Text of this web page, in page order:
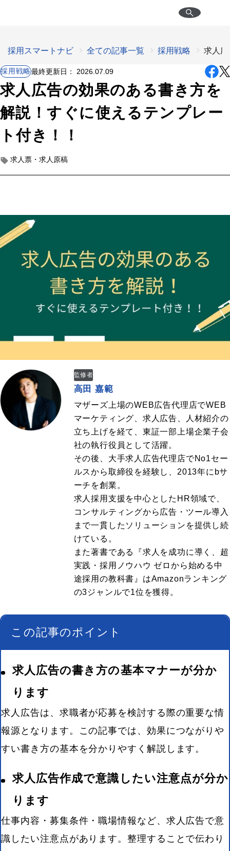
採用スマートナビ 全ての記事一覧 採用戦略 求人
採用戦略最終更新日： 2026.07.09
求人広告の効果のある書き方を
解説！すぐに使えるテンプレー
ト付き！！
求人票・求人原稿
監修者
高田 嘉範
マザーズ上場のWEB広告代理店でWEB
マーケティング、求人広告、人材紹介の
立ち上げを経て、東証一部上場企業子会
社の執行役員として活躍。
その後、大手求人広告代理店でNo1セー
ルスから取締役を経験し、2013年にbサ
ーチを創業。
求人採用支援を中心としたHR領域で、
コンサルティングから広告・ツール導入
まで一貫したソリューションを提供し続
けている。
また著書である『求人を成功に導く、超
実践・採用ノウハウ ゼロから始める中
途採用の教科書』はAmazonランキング
の3ジャンルで1位を獲得。
この記事のポイント
求人広告の書き方の基本マナーが分か
ります
求人広告は、求職者が応募を検討する際の重要な情
報源となります。この記事では、効果につながりや
すい書き方の基本を分かりやすく解説します。
求人広告作成で意識したい注意点が分か
ります
仕事内容・募集条件・職場情報など、求人広告で意
識したい注意点があります。整理することで伝わり